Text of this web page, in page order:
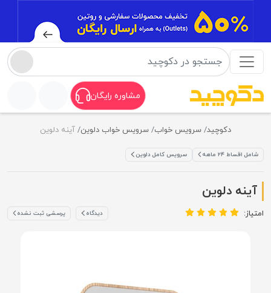
مشاوره رایگان
دکوچید سرویس خواب سرویس خواب دلوین آینه دلوین
شامل اقساط ۲۴ ماهه سرویس کامل دلوین
آینه دلوین
امتیاز: دیدگاه پرسشی ثبت نشده